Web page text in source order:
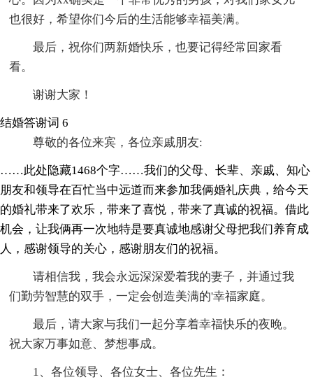
也很好，希望你们今后的生活能够幸福美满。
最后，祝你们两新婚快乐，也要记得经常回家看
看。
谢谢大家！
结婚答谢词 6
尊敬的各位来宾，各位亲戚朋友:
……此处隐藏1468个字……我们的父母、长辈、亲戚、知心
朋友和领导在百忙当中远道而来参加我俩婚礼庆典，给今天
的婚礼带来了欢乐，带来了喜悦，带来了真诚的祝福。借此
机会，让我俩再一次地特是要真诚地感谢父母把我们养育成
人，感谢领导的关心，感谢朋友们的祝福。
请相信我，我会永远深深爱着我的妻子，并通过我
们勤劳智慧的双手，一定会创造美满的'幸福家庭。
最后，请大家与我们一起分享着幸福快乐的夜晚。
祝大家万事如意、梦想事成。
1、各位领导、各位女士、各位先生：